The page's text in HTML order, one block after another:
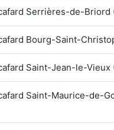
Serrières-de-Briord
Bourg-Saint-
Saint-Jean-le-Vieux
Saint-Maurice-de-